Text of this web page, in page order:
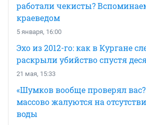
работали чекисты?
краеведом
5 января, 16:00
Эхо из 2012-го: как в Кургане
раскрыли убийство спустя
21 мая, 15:33
«Шумков вообще проверял
массово жалуются на
воды